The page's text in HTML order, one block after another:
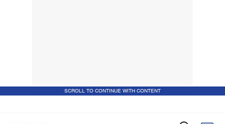
SCROLL TO CONTINUE WITH CONTENT